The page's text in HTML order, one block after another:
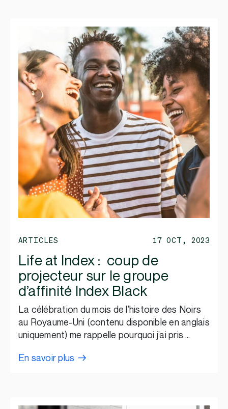
ARTICLES 17 OCT, 2023
Life at Index : coup de
projecteur sur le groupe
d’affinité Index Black
La célébration du mois de l’histoire des Noirs
au Royaume-Uni (contenu disponible en anglais
uniquement) me rappelle pourquoi j’ai pris …
En savoir plus